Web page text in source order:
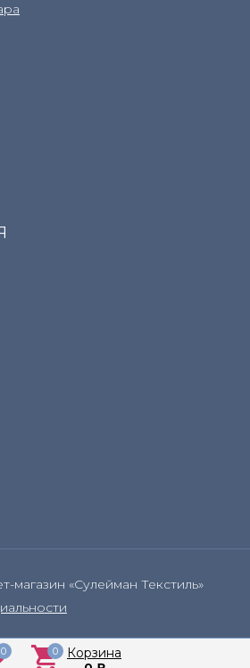
магазин «Сулейман Текстиль»
0 0 Корзина